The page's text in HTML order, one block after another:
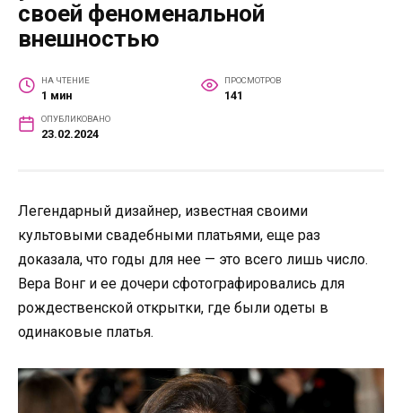
своей феноменальной
внешностью
НА ЧТЕНИЕ
1 мин
ПРОСМОТРОВ
141
ОПУБЛИКОВАНО
23.02.2024
Легендарный дизайнер, известная своими
культовыми свадебными платьями, еще раз
доказала, что годы для нее — это всего лишь число.
Вера Вонг и ее дочери сфотографировались для
рождественской открытки, где были одеты в
одинаковые платья.